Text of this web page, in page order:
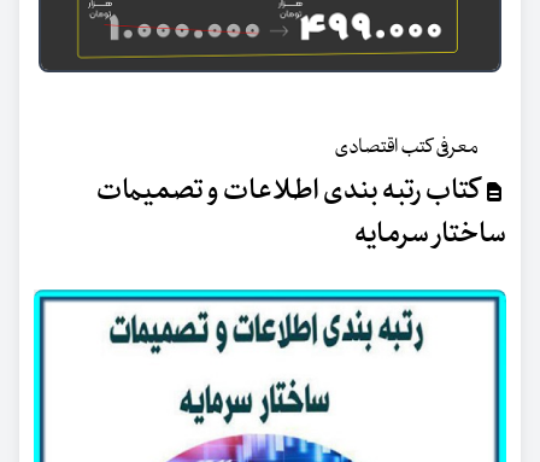
معرفی کتب اقتصادی
کتاب رتبه بندی اطلاعات و تصمیمات
ساختار سرمایه